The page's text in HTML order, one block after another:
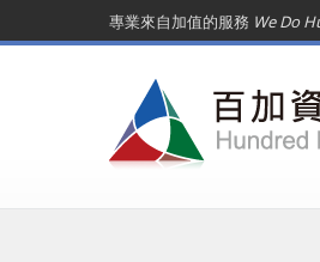
專業來自加值的服務 We Do